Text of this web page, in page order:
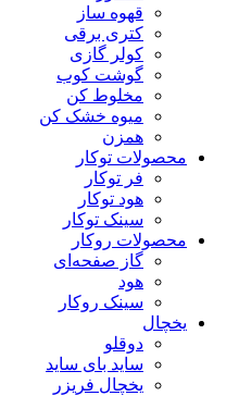
قهوه ساز
کتری برقی
کولر گازی
گوشت کوب
مخلوط کن
میوه خشک کن
همزن
محصولات توکار
فر توکار
هود توکار
سینک توکار
محصولات روکار
گاز صفحه‌ای
هود
سینک روکار
یخچال
دوقلو
ساید بای ساید
یخچال فریزر